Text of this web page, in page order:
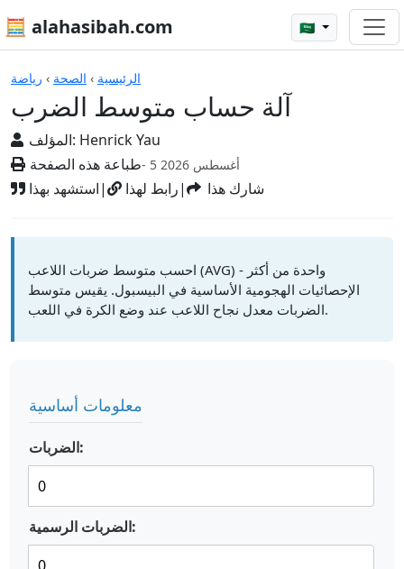
🧮 alahasibah.com 🇸🇦
الرئيسية › الصحة › رياضة
آلة حساب متوسط الضرب
المؤلف: Henrick Yau
طباعة هذه الصفحة
- 5 أغسطس 2026
استشهد بهذا| رابط لهذا| شارك هذا
الآلات الحاسبة
احسب متوسط ضربات اللاعب (AVG) - واحدة من أكثر
الإحصائيات الهجومية الأساسية في البيسبول. يقيس متوسط
الضربات معدل نجاح اللاعب عند وضع الكرة في اللعب.
معلومات أساسية
الضربات:
الضربات الرسمية: